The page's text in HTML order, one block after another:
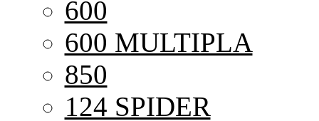
600
600 MULTIPLA
850
124 SPIDER